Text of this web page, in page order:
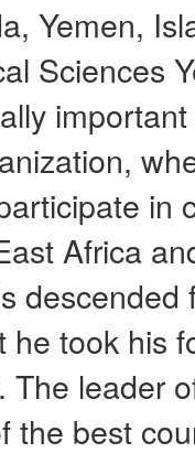
Yemen,
Sciences
in
Africa
descended
he took his
The leader
the best